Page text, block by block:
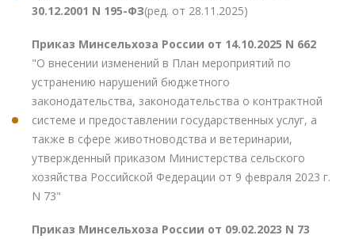
30.12.2001 N 195-ФЗ(ред. от 28.11.2025)
Приказ Минсельхоза России от 14.10.2025 N 662
"О внесении изменений в План мероприятий по
устранению нарушений бюджетного
законодательства, законодательства о контрактной
системе и предоставлении государственных услуг, а
также в сфере животноводства и ветеринарии,
утвержденный приказом Министерства сельского
хозяйства Российской Федерации от 9 февраля 2023 г.
N 73"
Приказ Минсельхоза России от 09.02.2023 N 73